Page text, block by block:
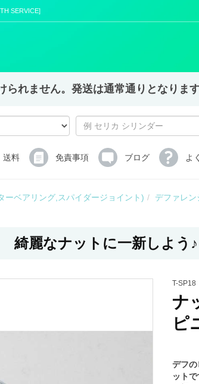
SERVICE]
られません。発送は通常通りとなりま
送料 免責事項 ブログ よ
ーベアリング,スパイダージョイント)
デファレ
綺麗なナットに一新しよう♪
T-SP18
ナ
ピ
デフ
ットで